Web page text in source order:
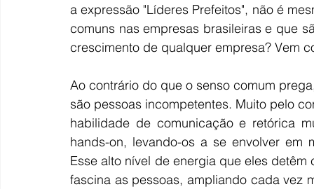
a expressão "Líderes Prefeitos", não é
comuns nas empresas brasileiras e que
crescimento de qualquer empresa? Vem
Ao contrário do que o senso comum
são pessoas incompetentes. Muito pelo
habilidade de comunicação e retórica
hands-on, levando-os a se envolver
Esse alto nível de energia que eles
fascina as pessoas, ampliando cada vez